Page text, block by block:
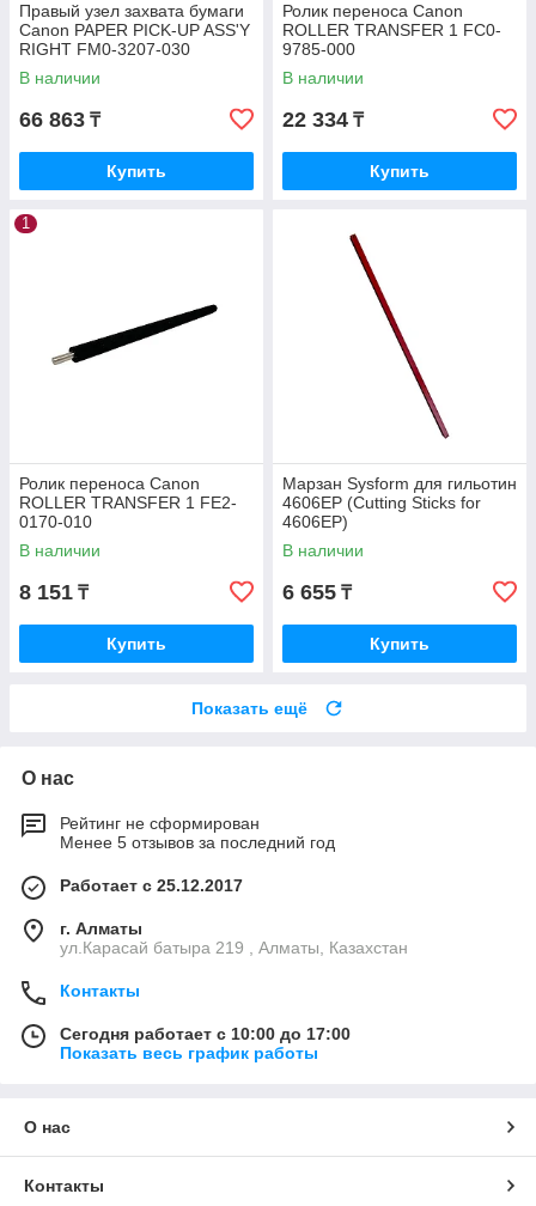
Правый узел захвата бумаги
Canon PAPER PICK-UP ASS'Y
RIGHT FM0-3207-030
В наличии
66 863 ₸
Купить
Ролик переноса Canon
ROLLER TRANSFER 1 FC0-
9785-000
В наличии
22 334 ₸
Купить
1
Ролик переноса Canon
ROLLER TRANSFER 1 FE2-
0170-010
В наличии
8 151 ₸
Купить
Марзан Sysform для гильотин
4606EP (Cutting Sticks for
4606EP)
В наличии
6 655 ₸
Купить
Показать ещё
О нас
Рейтинг не сформирован
Менее 5 отзывов за последний год
Работает с 25.12.2017
г. Алматы
ул.Карасай батыра 219 , Алматы, Казахстан
Контакты
Сегодня работает с 10:00 до 17:00
Показать весь график работы
О нас
Контакты